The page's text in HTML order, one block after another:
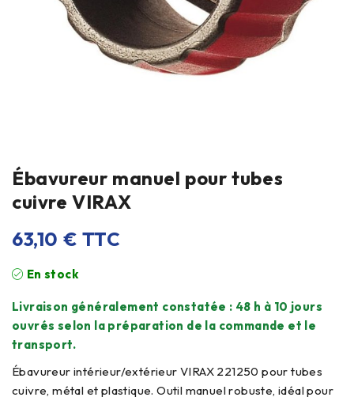
Ébavureur manuel pour tubes
cuivre VIRAX
63,10 € TTC
En stock
Livraison généralement constatée : 48 h à 10 jours
ouvrés selon la préparation de la commande et le
transport.
Ébavureur intérieur/extérieur VIRAX 221250 pour tubes
cuivre, métal et plastique. Outil manuel robuste, idéal pour